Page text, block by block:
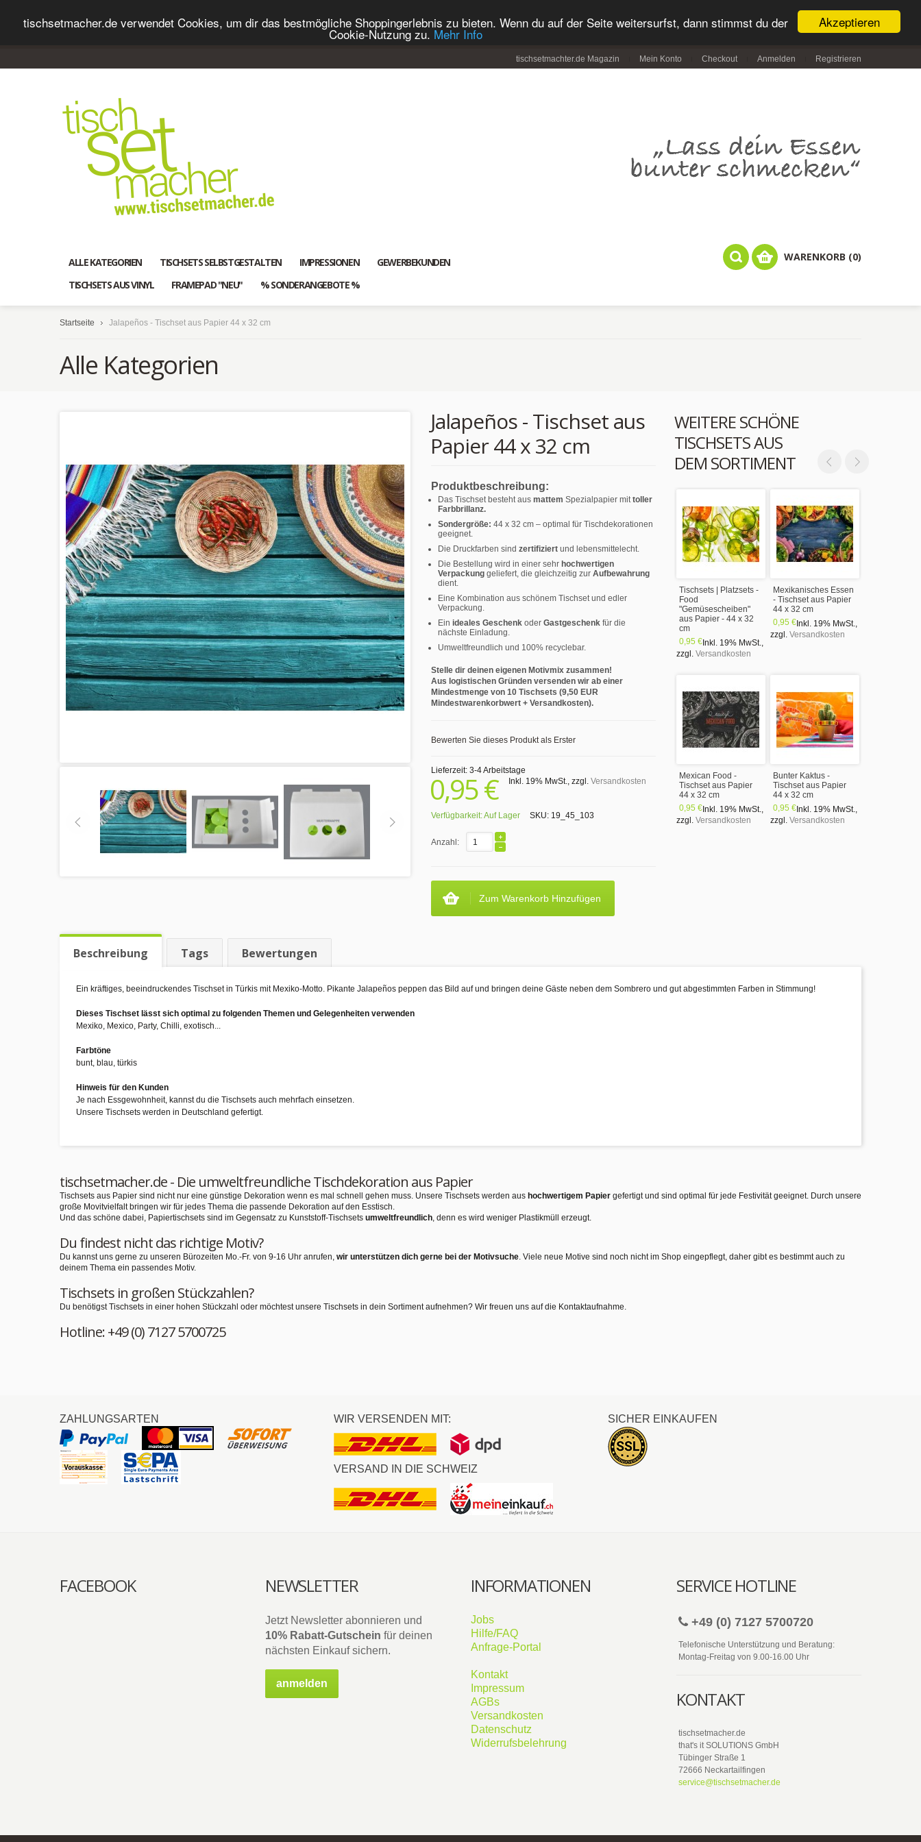
Akzeptieren
tischsetmacher.de verwendet Cookies, um dir das bestmögliche Shoppingerlebnis zu bieten. Wenn du auf der Seite weitersurfst, dann stimmst du der
Cookie-Nutzung zu. Mehr Info
tischsetmachter.de Magazin Mein Konto Checkout Anmelden Registrieren
ALLE KATEGORIEN TISCHSETS SELBSTGESTALTEN IMPRESSIONEN
GEWERBEKUNDEN
TISCHSETS AUS VINYL
FRAMEPAD "NEU" % SONDERANGEBOTE %
WARENKORB (0)
Startseite Jalapeños - Tischset aus Papier 44 x 32 cm
Alle Kategorien
WEITERE SCHÖNE
TISCHSETS AUS
DEM SORTIMENT
Tischsets | Platzsets -
Food
"Gemüsescheiben"
aus Papier - 44 x 32
cm
0,95 € Inkl. 19% MwSt.,
zzgl. Versandkosten
Mexikanisches Essen
- Tischset aus Papier
44 x 32 cm
0,95 € Inkl. 19% MwSt.,
zzgl. Versandkosten
Mexican Food -
Tischset aus Papier
44 x 32 cm
0,95 € Inkl. 19% MwSt.,
zzgl. Versandkosten
Bunter Kaktus -
Tischset aus Papier
44 x 32 cm
0,95 € Inkl. 19% MwSt.,
zzgl. Versandkosten
Jalapeños - Tischset aus
Papier 44 x 32 cm
Produktbeschreibung:
Das Tischset besteht aus mattem Spezialpapier mittoller
Farbbrillanz.
Sondergröße: 44 x 32 cm – optimal für Tischdekorationen
geeignet.
Die Druckfarben sind zertifiziert und lebensmittelecht.
Die Bestellung wird in einer sehr hochwertigen
Verpackung geliefert, die gleichzeitig zur Aufbewahrung
dient.
Eine Kombination aus schönem Tischset und edler
Verpackung.
Ein ideales Geschenk oder Gastgeschenk für die
nächste Einladung.
Umweltfreundlich und 100% recyclebar.
Stelle dir deinen eigenen Motivmix zusammen!
Aus logistischen Gründen versenden wir ab einer
Mindestmenge von 10 Tischsets (9,50 EUR
Mindestwarenkorbwert + Versandkosten).
Bewerten Sie dieses Produkt als Erster
Lieferzeit: 3-4 Arbeitstage
0,95 € Inkl. 19% MwSt., zzgl. Versandkosten
Verfügbarkeit:Auf Lager SKU: 19_45_103
Anzahl:
Zum Warenkorb Hinzufügen
Beschreibung Tags Bewertungen
Ein kräftiges, beeindruckendes Tischset in Türkis mit Mexiko-Motto. Pikante Jalapeños peppen das Bild auf und bringen deine Gäste neben dem Sombrero und gut abgestimmten Farben in Stimmung!
Dieses Tischset lässt sich optimal zu folgenden Themen und Gelegenheiten verwenden
Mexiko, Mexico, Party, Chilli, exotisch...
Farbtöne
bunt, blau, türkis
Hinweis für den Kunden
Je nach Essgewohnheit, kannst du die Tischsets auch mehrfach einsetzen.
Unsere Tischsets werden in Deutschland gefertigt.
tischsetmacher.de - Die umweltfreundliche Tischdekoration aus Papier
Tischsets aus Papier sind nicht nur eine günstige Dekoration wenn es mal schnell gehen muss. Unsere Tischsets werden aus hochwertigem Papier gefertigt und sind optimal für jede Festivität geeignet. Durch unsere
große Movitvielfalt bringen wir für jedes Thema die passende Dekoration auf den Esstisch.
Und das schöne dabei, Papiertischsets sind im Gegensatz zu Kunststoff-Tischsets umweltfreundlich, denn es wird weniger Plastikmüll erzeugt.
Du findest nicht das richtige Motiv?
Du kannst uns gerne zu unseren Bürozeiten Mo.-Fr. von 9-16 Uhr anrufen, wir unterstützen dich gerne bei der Motivsuche. Viele neue Motive sind noch nicht im Shop eingepflegt, daher gibt es bestimmt auch zu
deinem Thema ein passendes Motiv.
Tischsets in großen Stückzahlen?
Du benötigst Tischsets in einer hohen Stückzahl oder möchtest unsere Tischsets in dein Sortiment aufnehmen? Wir freuen uns auf die Kontaktaufnahme.
Hotline: +49 (0) 7127 5700725
ZAHLUNGSARTEN WIR VERSENDEN MIT:
VERSAND IN DIE SCHWEIZ
SICHER EINKAUFEN
FACEBOOK NEWSLETTER
Jetzt Newsletter abonnieren und
10% Rabatt-Gutschein für deinen
nächsten Einkauf sichern.
anmelden
INFORMATIONEN
Jobs
Hilfe/FAQ
Anfrage-Portal
Kontakt
Impressum
AGBs
Versandkosten
Datenschutz
Widerrufsbelehrung
SERVICE HOTLINE
+49 (0) 7127 5700720
Telefonische Unterstützung und Beratung:
Montag-Freitag von 9.00-16.00 Uhr
KONTAKT
tischsetmacher.de
that's it SOLUTIONS GmbH
Tübinger Straße 1
72666 Neckartailfingen
service@tischsetmacher.de